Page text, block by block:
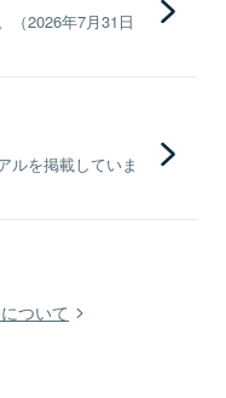
（2026年7月31日
ルを掲載していま
ついて